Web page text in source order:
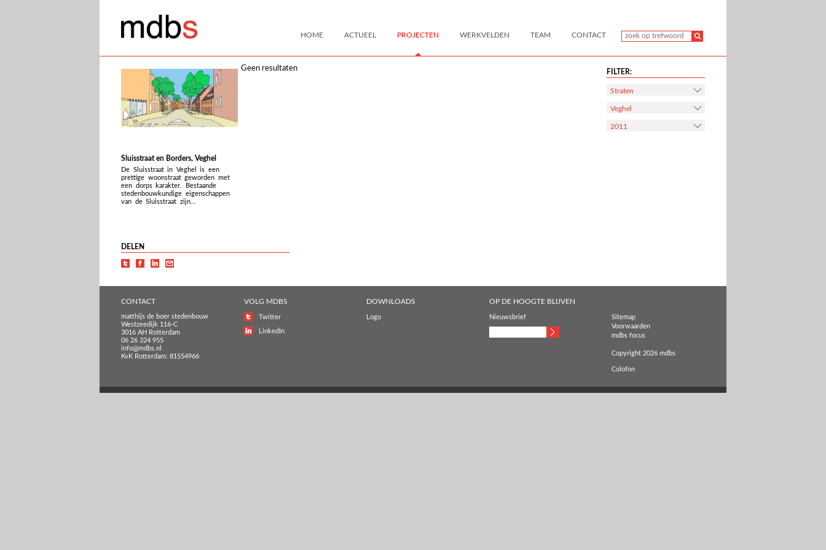
HOME ACTUEEL PROJECTEN WERKVELDEN TEAM CONTACT
Sluisstraat en Borders, Veghel
De Sluisstraat in Veghel is een
prettige woonstraat geworden met
een dorps karakter. Bestaande
stedenbouwkundige eigenschappen
van de Sluisstraat zijn...
Geen resultaten
DELEN
FILTER:
Straten
Veghel
2011
CONTACT
matthijs de boer stedenbouw
Westzeedijk 116-C
3016 AH Rotterdam
06 26 324 955
info@mdbs.nl
KvK Rotterdam: 81554966
VOLG MDBS
Twitter
LinkedIn
DOWNLOADS
Logo
OP DE HOOGTE BLIJVEN
Nieuwsbrief
Sitemap
Voorwaarden
mdbs focus
Copyright 2026 mdbs
Colofon